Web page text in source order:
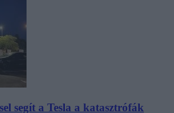
segít a Tesla a katasztrófák